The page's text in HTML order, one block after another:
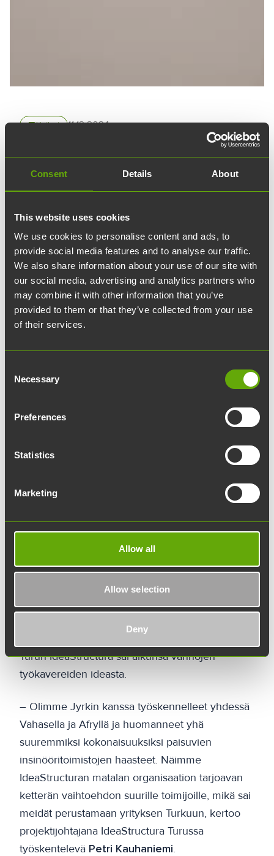
Consent Details About
This website uses cookies
We use cookies to personalise content and ads, to
provide social media features and to analyse our traffic.
We also share information about your use of our site with
our social media, advertising and analytics partners who
may combine it with other information that you’ve
provided to them or that they’ve collected from your use
of their services.
Selection
Necessary
Preferences
Statistics
Marketing
Allow all
Allow selection
Deny
articleUutiset 11.12.2024
IdeaStructura Turku kasvoi
ja muutti TriviumCityyn
Rakennusalan konsulttitoimisto IdeaStructura
kasvoi Turussa reilussa puolessa vuodessa
ulos Werstaalta. Uusi valoisa toimisto löytyi
kätevästi niin ikään Teknologiakiinteistöjen
omistamasta TriviumCitystä.
Vaikka lehdet pursuavat juttuja rakennusalan
perustettu
ihmistä työllistäväksi toimistoksi.
Kalevalasta
. Syksyllä tarvitsimme jo
vierestä, kertoo IdeaStructura Turun
Jyrki Alonen.
IdeaStructura Oy on vuonna 2011 perustettu
korjausrakentamisen ja uudisrakentamisen
paikkakunnalla ja työllistää yhteensä 115 ihmistä.
Turun IdeaStructura sai alkunsa vanhojen
työkavereiden ideasta.
– Olimme Jyrkin kanssa työskennelleet yhdessä
Vahasella ja Afryllä ja huomanneet yhä
suuremmiksi kokonaisuuksiksi paisuvien
insinööritoimistojen haasteet. Näimme
IdeaStructuran matalan organisaation tarjoavan
ketterän vaihtoehdon suurille toimijoille, mikä sai
meidät perustamaan yrityksen Turkuun, kertoo
projektijohtajana IdeaStructura Turussa
työskentelevä Petri Kauhaniemi.